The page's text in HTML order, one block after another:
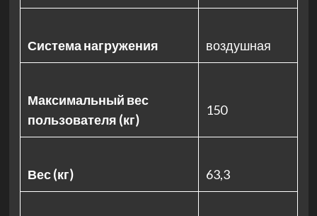
Система нагружения воздушная
Максимальный вес
пользователя (кг)
150
Вес (кг) 63,3